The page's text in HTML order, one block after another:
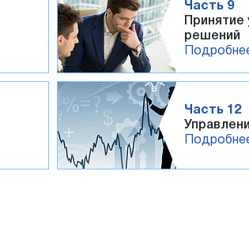
Часть 9
решений
Часть 12